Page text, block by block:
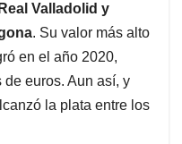
Valladolid y
. Su valor más alto
en el año 2020,
euros. Aun así, y
la plata entre los